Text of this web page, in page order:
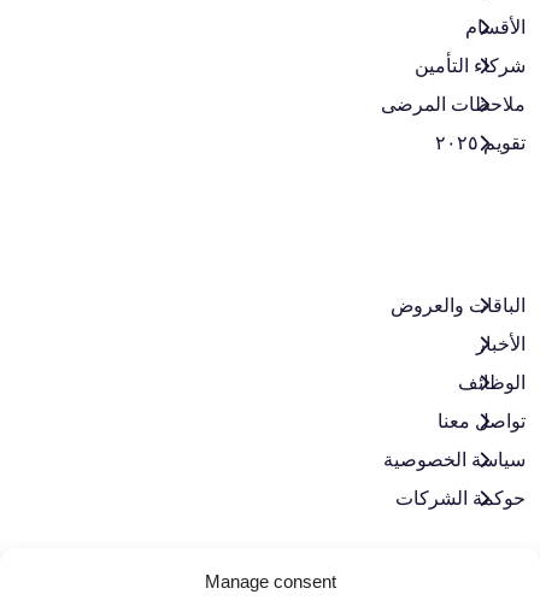
Manage consent
الأقسام
شركاء التأمين
ملاحظات المرضى
تقويم ٢٠٢٥
الباقات والعروض​
الأخبار
الوظائف
تواصل معنا
سياسة الخصوصية
حوكمة الشركات